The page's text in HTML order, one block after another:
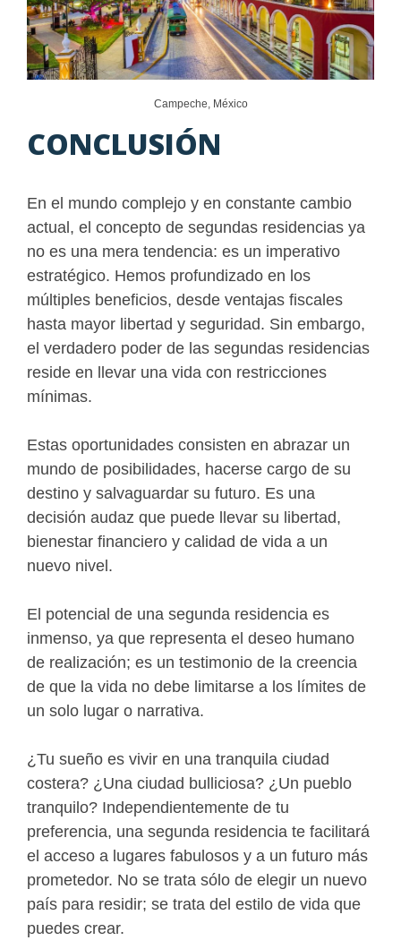
Campeche, México
CONCLUSIÓN
En el mundo complejo y en constante cambio
actual, el concepto de segundas residencias ya
no es una mera tendencia: es un imperativo
estratégico. Hemos profundizado en los
múltiples beneficios, desde ventajas fiscales
hasta mayor libertad y seguridad. Sin embargo,
el verdadero poder de las segundas residencias
reside en llevar una vida con restricciones
mínimas.
Estas oportunidades consisten en abrazar un
mundo de posibilidades, hacerse cargo de su
destino y salvaguardar su futuro. Es una
decisión audaz que puede llevar su libertad,
bienestar financiero y calidad de vida a un
nuevo nivel.
El potencial de una segunda residencia es
inmenso, ya que representa el deseo humano
de realización; es un testimonio de la creencia
de que la vida no debe limitarse a los límites de
un solo lugar o narrativa.
¿Tu sueño es vivir en una tranquila ciudad
costera? ¿Una ciudad bulliciosa? ¿Un pueblo
tranquilo? Independientemente de tu
preferencia, una segunda residencia te facilitará
el acceso a lugares fabulosos y a un futuro más
prometedor. No se trata sólo de elegir un nuevo
país para residir; se trata del estilo de vida que
puedes crear.